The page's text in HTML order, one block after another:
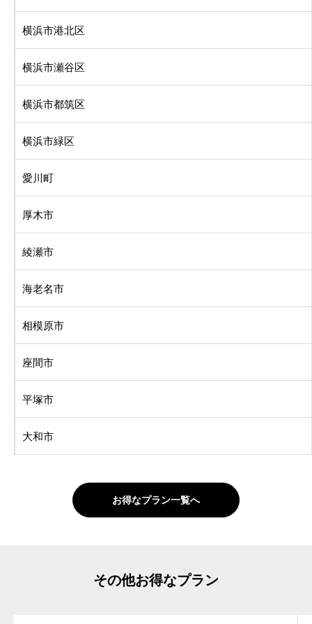
横浜市港北区
横浜市瀬谷区
横浜市都筑区
横浜市緑区
愛川町
厚木市
綾瀬市
海老名市
相模原市
座間市
平塚市
大和市
お得なプラン一覧へ
その他お得なプラン